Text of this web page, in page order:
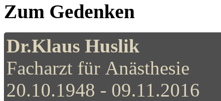
Zum Gedenken
Dr.Klaus Huslik
Facharzt für Anästhesie
20.10.1948 - 09.11.2016